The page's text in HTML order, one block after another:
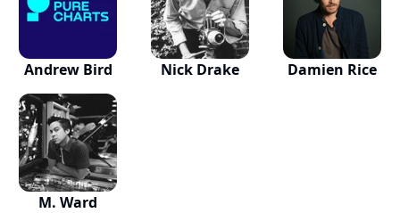
Andrew Bird Nick Drake Damien Rice
M. Ward